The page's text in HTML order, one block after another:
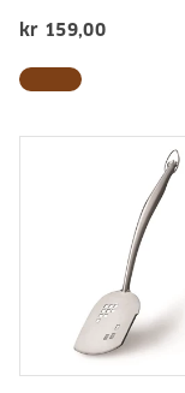
kr 159,00